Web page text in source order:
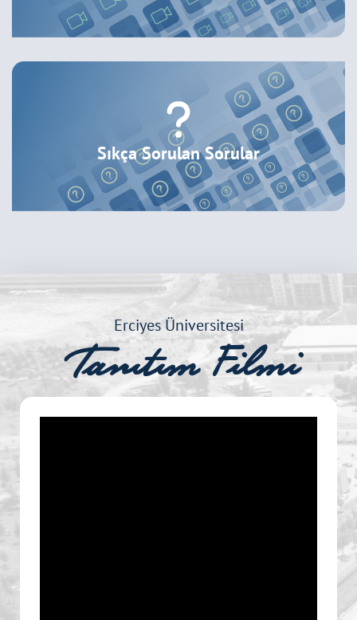
Sıkça Sorulan Sorular
Erciyes Üniversitesi
Tanıtım Filmi